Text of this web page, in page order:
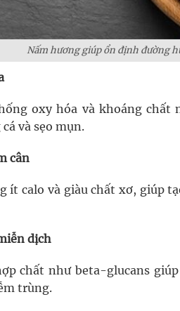
Nấm hương giúp ổn định đường
oxy hóa và khoáng
và sẹo mụn.
cân
ít calo và giàu chất xơ, giúp
dịch
chất như beta-glucans
trùng.